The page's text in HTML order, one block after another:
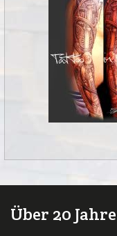
Über 20 Jahre